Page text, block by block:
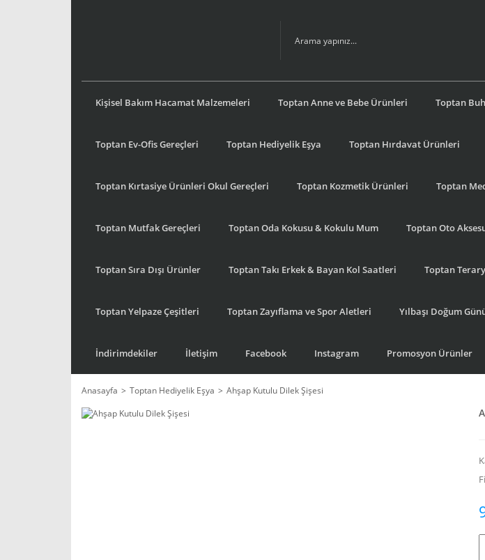
Kişisel Bakım Hacamat Malzemeleri Toptan Anne ve Bebe Ürünleri Toptan
Toptan Ev-Ofis Gereçleri Toptan Hediyelik Eşya Toptan Hırdavat Ürünleri
Toptan Kırtasiye Ürünleri Okul Gereçleri Toptan Kozmetik Ürünleri Toptan
Toptan Mutfak Gereçleri Toptan Oda Kokusu & Kokulu Mum Toptan Oto
Toptan Sıra Dışı Ürünler Toptan Takı Erkek & Bayan Kol Saatleri Toptan
Toptan Yelpaze Çeşitleri Toptan Zayıflama ve Spor Aletleri Yılbaşı Doğum
İndirimdekiler İletişim Facebook Instagram Promosyon Ürünler
Anasayfa Toptan Hediyelik Eşya Ahşap Kutulu Dilek Şişesi